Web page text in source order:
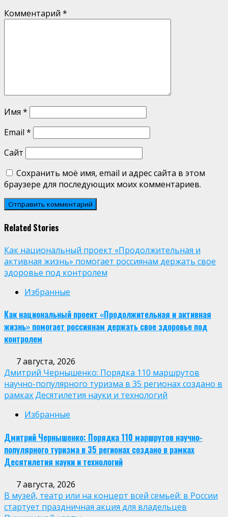
Комментарий *
Имя *
Email *
Сайт
Сохранить моё имя, email и адрес сайта в этом
браузере для последующих моих комментариев.
Related Stories
Как национальный проект «Продолжительная и
активная жизнь» помогает россиянам держать свое
здоровье под контролем
Избранные
Как национальный проект «Продолжительная и активная
жизнь» помогает россиянам держать свое здоровье под
контролем
7 августа, 2026
Дмитрий Чернышенко: Порядка 110 маршрутов
научно-популярного туризма в 35 регионах создано в
рамках Десятилетия науки и технологий
Избранные
Дмитрий Чернышенко: Порядка 110 маршрутов научно-
популярного туризма в 35 регионах создано в рамках
Десятилетия науки и технологий
7 августа, 2026
В музей, театр или на концерт всей семьей: в России
стартует праздничная акция для владельцев